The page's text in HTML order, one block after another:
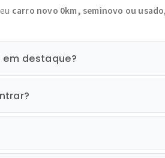
carro novo 0km, seminovo ou usado
destaque?